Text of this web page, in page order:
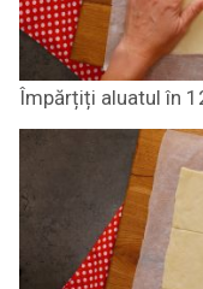
Împărțiți aluatul în